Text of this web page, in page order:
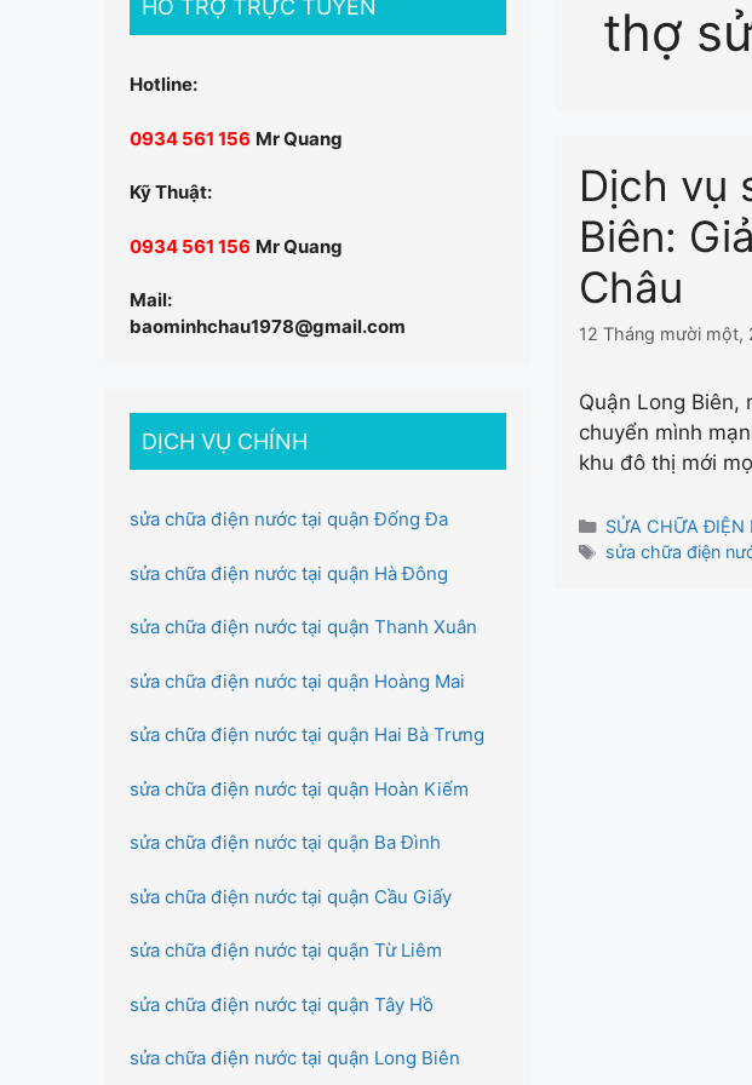
thợ
Dịch vụ
Biên:
Châu
12 Tháng mười một,
Quận Long
chuyển mình
khu đô thị mới
Danh
mục
SỬA CHỮA ĐIỆN
Thẻ
sửa chữa điện
HỖ TRỢ TRỰC TUYẾN
Hotline:
0934 561 156 Mr Quang
Kỹ Thuật:
0934 561 156 Mr Quang
Mail:
baominhchau1978@gmail.com
DỊCH VỤ CHÍNH
sửa chữa điện nước tại quận Đống Đa
sửa chữa điện nước tại quận Hà Đông
sửa chữa điện nước tại quận Thanh Xuân
sửa chữa điện nước tại quận Hoàng Mai
sửa chữa điện nước tại quận Hai Bà Trưng
sửa chữa điện nước tại quận Hoàn Kiếm
sửa chữa điện nước tại quận Ba Đình
sửa chữa điện nước tại quận Cầu Giấy
sửa chữa điện nước tại quận Từ Liêm
sửa chữa điện nước tại quận Tây Hồ
sửa chữa điện nước tại quận Long Biên